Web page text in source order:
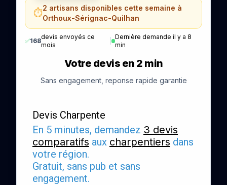
⏱️2 artisans disponibles cette semaine à
Orthoux-Sérignac-Quilhan
✅168
devis envoyés ce
mois
Dernière demande il y a 8
min
Votre devis en 2 min
Sans engagement, reponse rapide garantie
Devis Charpente
En 5 minutes, demandez 3 devis
comparatifs aux charpentiers dans
votre région.
Gratuit, sans pub et sans
engagement.